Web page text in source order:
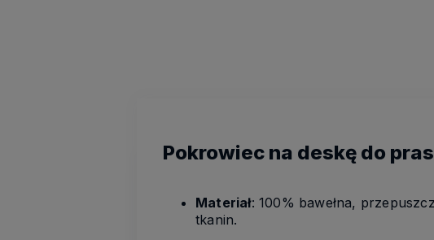
Pokrowiec na deskę do
Materiał: 100% bawełna,
tkanin.